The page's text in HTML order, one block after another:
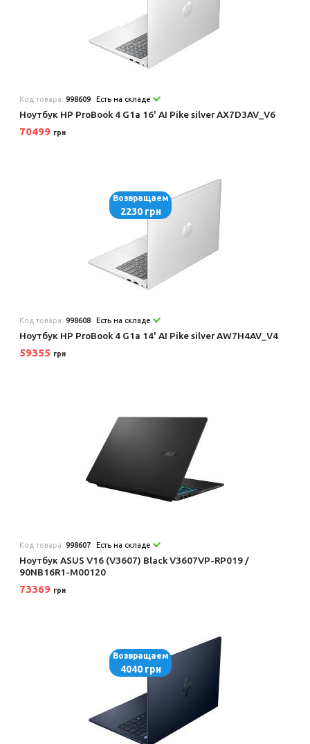
Код товара:998609 Есть на складе
Ноутбук HP ProBook 4 G1a 16' AI Pike silver AX7D3AV_V6
70499 грн
Возвращаем
2230 грн
Код товара:998608 Есть на складе
Ноутбук HP ProBook 4 G1a 14' AI Pike silver AW7H4AV_V4
59355 грн
Код товара:998607 Есть на складе
Ноутбук ASUS V16 (V3607) Black V3607VP-RP019 /
90NB16R1-M00120
73369 грн
Возвращаем
4040 грн